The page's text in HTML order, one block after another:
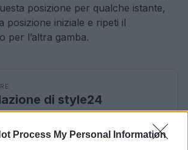
Process My Personal Information
posizione per qualche istante,
posizione iniziale e ripeti il
per l’altra gamba.
di style24